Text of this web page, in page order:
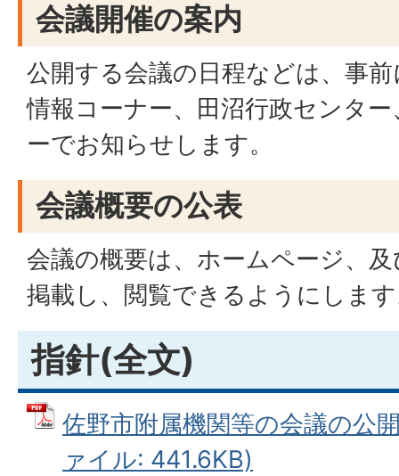
会議開催の案内
公開する会議の日程などは、事
情報コーナー、田沼行政センタ
ーでお知らせします。
会議概要の公表
会議の概要は、ホームページ、
掲載し、閲覧できるようにしま
指針(全文)
佐野市附属機関等の会議の公
ァイル: 441.6KB)